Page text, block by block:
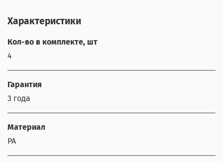
Характеристики
Кол-во в комплекте, шт
4
Гарантия
3 года
Материал
PA